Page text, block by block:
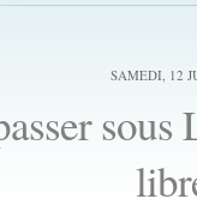
SAMEDI, 12